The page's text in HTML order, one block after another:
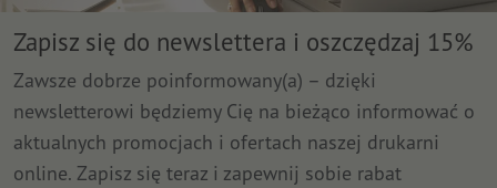
Zapisz się do newslettera i oszczędzaj 15%
Zawsze dobrze poinformowany(a) – dzięki
newsletterowi będziemy Cię na bieżąco informować o
aktualnych promocjach i ofertach naszej drukarni
online. Zapisz się teraz i zapewnij sobie rabat